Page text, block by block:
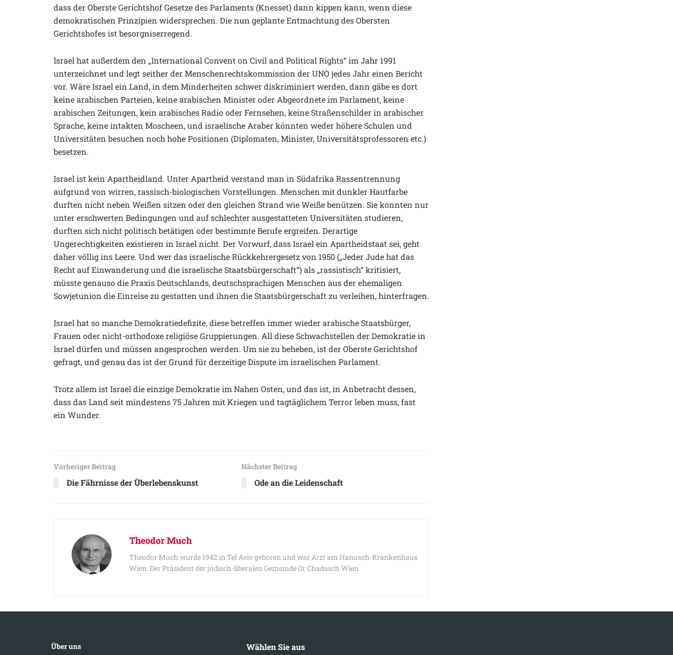
dass der Oberste Gerichtshof Gesetze des Parlaments (Knesset) dann kippen kann, wenn diese
demokratischen Prinzipien widersprechen. Die nun geplante Entmachtung des Obersten
Gerichtshofes ist besorgniserregend.
Israel hat außerdem den „International Convent on Civil and Political Rights“ im Jahr 1991
unterzeichnet und legt seither der Menschenrechtskommission der UNO jedes Jahr einen Bericht
vor. Wäre Israel ein Land, in dem Minderheiten schwer diskriminiert werden, dann gäbe es dort
keine arabischen Parteien, keine arabischen Minister oder Abgeordnete im Parlament, keine
arabischen Zeitungen, kein arabisches Radio oder Fernsehen, keine Straßenschilder in arabischer
Sprache, keine intakten Moscheen, und israelische Araber könnten weder höhere Schulen und
Universitäten besuchen noch hohe Positionen (Diplomaten, Minister, Universitätsprofessoren etc.)
besetzen.
Israel ist kein Apartheidland. Unter Apartheid verstand man in Südafrika Rassentrennung
aufgrund von wirren, rassisch-biologischen Vorstellungen. Menschen mit dunkler Hautfarbe
durften nicht neben Weißen sitzen oder den gleichen Strand wie Weiße benützen. Sie konnten nur
unter erschwerten Bedingungen und auf schlechter ausgestatteten Universitäten studieren,
durften sich nicht politisch betätigen oder bestimmte Berufe ergreifen. Derartige
Ungerechtigkeiten existieren in Israel nicht. Der Vorwurf, dass Israel ein Apartheidstaat sei, geht
daher völlig ins Leere. Und wer das israelische Rückkehrergesetz von 1950 („Jeder Jude hat das
Recht auf Einwanderung und die israelische Staatsbürgerschaft“) als „rassistisch“ kritisiert,
müsste genauso die Praxis Deutschlands, deutschsprachigen Menschen aus der ehemaligen
Sowjetunion die Einreise zu gestatten und ihnen die Staatsbürgerschaft zu verleihen, hinterfragen.
Israel hat so manche Demokratiedefizite, diese betreffen immer wieder arabische Staatsbürger,
Frauen oder nicht-orthodoxe religiöse Gruppierungen. All diese Schwachstellen der Demokratie in
Israel dürfen und müssen angesprochen werden. Um sie zu beheben, ist der Oberste Gerichtshof
gefragt, und genau das ist der Grund für derzeitige Dispute im israelischen Parlament.
Trotz allem ist Israel die einzige Demokratie im Nahen Osten, und das ist, in Anbetracht dessen,
dass das Land seit mindestens 75 Jahren mit Kriegen und tagtäglichem Terror leben muss, fast
ein Wunder.
Vorheriger Beitrag
Die Fährnisse der Überlebenskunst
Nächster Beitrag
Ode an die Leidenschaft
Theodor Much
Theodor Much wurde 1942 in Tel Aviv geboren und war Arzt am Hanusch-Krankenhaus
Wien. Der Präsident der jüdisch-liberalen Gemeinde Or Chadasch Wien
Über uns Wählen Sie aus